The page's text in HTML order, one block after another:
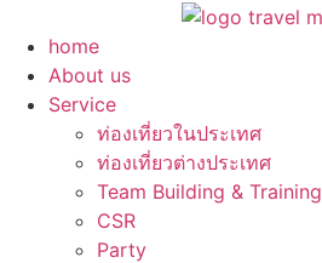
content
home
About us
Service
ท่องเที่ยวในประเทศ
ท่องเที่ยวต่างประเทศ
Team Building & Training
CSR
Party